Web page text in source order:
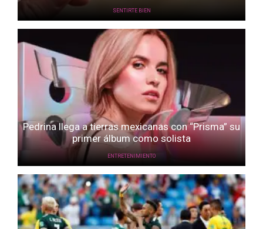
SENTIRTE BIEN
Pedrina llega a tierras mexicanas con “Prisma” su
primer álbum como solista
ENTRETENIMIENTO